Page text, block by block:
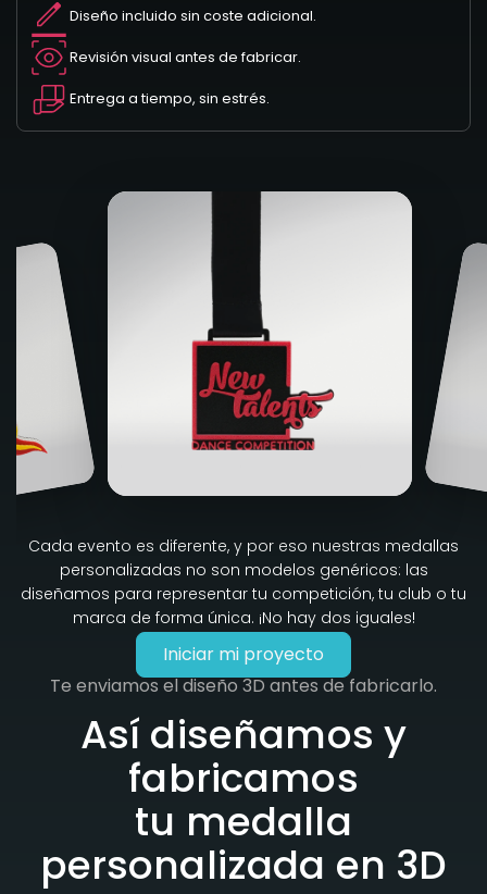
Diseño incluido sin coste adicional.
Revisión visual antes de fabricar.
Entrega a tiempo, sin estrés.
Cada evento es diferente, y por eso nuestras medallas
personalizadas no son modelos genéricos: las
diseñamos para representar tu competición, tu club o tu
marca de forma única. ¡No hay dos iguales!
Iniciar mi proyecto
Te enviamos el diseño 3D antes de fabricarlo.
Así diseñamos y
fabricamos
tu medalla
personalizada en 3D